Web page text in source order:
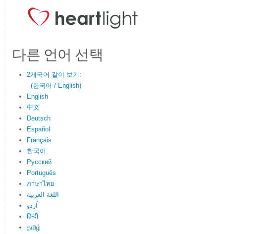
다른 언어 선택
2개국어 같이 보기:
(한국어 / English)
English
中文
Deutsch
Español
Français
한국어
Русский
Português
ภาษาไทย
اللغة العربية
اُردو
हिन्दी
தமிழ்